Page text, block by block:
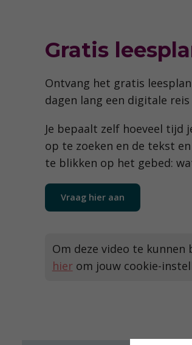
Gratis
Ontvang het gratis
dagen lang een digitale
Je bepaalt zelf hoeveel tijd
op te zoeken en de tekst
te blikken op het gebed:
Vraag hier aan
Om deze video te kunnen
hierom jouw cookie-